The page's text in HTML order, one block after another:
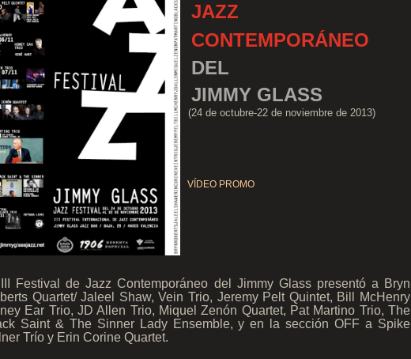
JAZZ
CONTEMPORÁNEO
DEL
JIMMY GLASS
(24 de octubre-22 de noviembre de 2013)
VÍDEO PROMO
Festival de Jazz Contemporáneo del Jimmy Glass presentó a Bryn
Quartet/ Jaleel Shaw, Vein Trio, Jeremy Pelt Quintet, Bill McHenry
Ear Trio, JD Allen Trio, Miquel Zenón Quartet, Pat Martino Trio, The
Saint & The Sinner Lady Ensemble, y en la sección OFF a Spike
Trío y Erin Corine Quartet.